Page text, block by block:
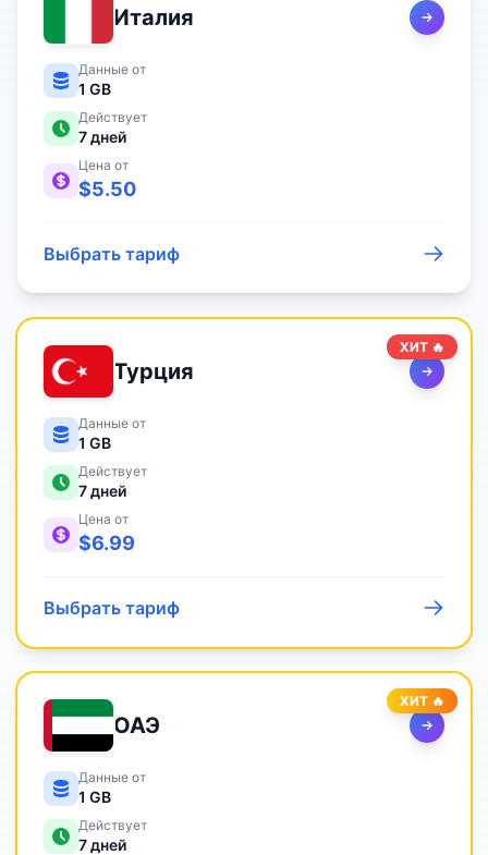
Италия
Данные от
1 GB
Действует
7дней
Цена от
$5.50
Выбрать тариф
ХИТ 🔥
Турция
Данные от
1 GB
Действует
7дней
Цена от
$6.99
Выбрать тариф
ХИТ 🔥
ОАЭ
Данные от
1 GB
Действует
7дней